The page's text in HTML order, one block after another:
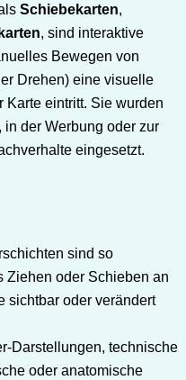
Schiebekarten,
, sind interaktive
Bewegen von
Drehen) eine visuelle
Karte eintritt. Sie wurden
in der Werbung oder zur
eingesetzt.
sind so
Ziehen oder Schieben an
sichtbar oder verändert
Darstellungen, technische
oder anatomische